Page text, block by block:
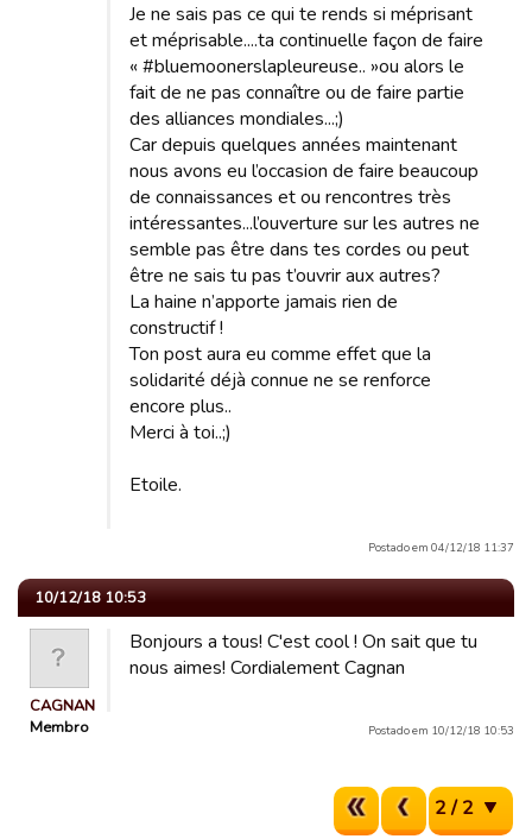
Je ne sais pas ce qui te rends si méprisant
et méprisable....ta continuelle façon de faire
« #bluemoonerslapleureuse.. »ou alors le
fait de ne pas connaître ou de faire partie
des alliances mondiales...;)
Car depuis quelques années maintenant
nous avons eu l’occasion de faire beaucoup
de connaissances et ou rencontres très
intéressantes...l’ouverture sur les autres ne
semble pas être dans tes cordes ou peut
être ne sais tu pas t’ouvrir aux autres?
La haine n’apporte jamais rien de
constructif !
Ton post aura eu comme effet que la
solidarité déjà connue ne se renforce
encore plus..
Merci à toi..;)
Etoile.
Postado em 04/12/18 11:37
10/12/18 10:53
CAGNAN
Membro
Bonjours a tous! C'est cool ! On sait que tu
nous aimes! Cordialement Cagnan
Postado em 10/12/18 10:53
2 / 2